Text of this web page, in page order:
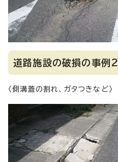
道路施設の破損の事例2
〈側溝蓋の割れ、ガタつきなど〉